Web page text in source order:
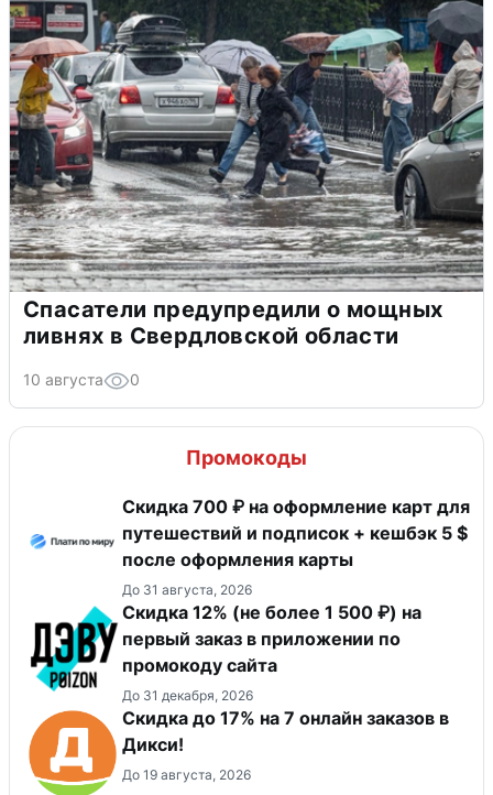
Спасатели предупредили о мощных
ливнях в Свердловской области
10 августа 0
Промокоды
Скидка 700 ₽ на оформление карт для
путешествий и подписок + кешбэк 5 $
после оформления карты
До 31 августа, 2026
Скидка 12% (не более 1 500 ₽) на
первый заказ в приложении по
промокоду сайта
До 31 декабря, 2026
Скидка до 17% на 7 онлайн заказов в
Дикси!
До 19 августа, 2026